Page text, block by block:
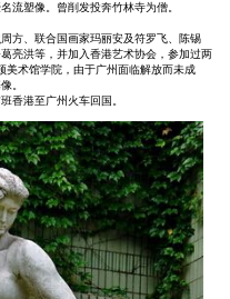
流塑像。曾削发投奔竹林寺为僧。
、联合国画家玛丽安及符罗飞、陈锡
亮洪等，并加入香港艺术协会，参加过两
美术馆学院，由于广州面临解放而未成
。
香港至广州火车回国。